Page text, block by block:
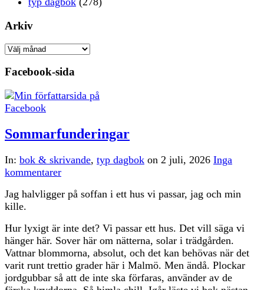
Arkiv
Arkiv
Facebook-sida
Sommarfunderingar
In: bok & skrivande, typ dagbok on 2 juli, 2026 Inga
kommentarer
Jag halvligger på soffan i ett hus vi passar, jag och min
kille.
Hur lyxigt är inte det? Vi passar ett hus. Det vill säga vi
hänger här. Sover här om nätterna, solar i trädgården.
Vattnar blommorna, absolut, och det kan behövas när det
varit runt trettio grader här i Malmö. Men ändå. Plockar
jordgubbar så att de inte ska förfaras, använder av de